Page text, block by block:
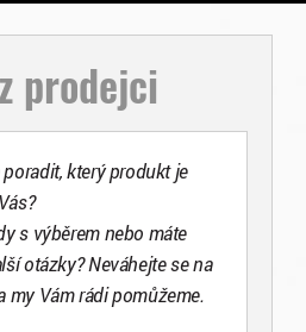
prodejci
který produkt je
s výběrem nebo máte
otázky? Neváhejte se na
my Vám rádi pomůžeme.